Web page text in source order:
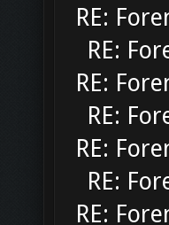
RE:
RE:
RE:
RE:
RE:
RE:
RE: